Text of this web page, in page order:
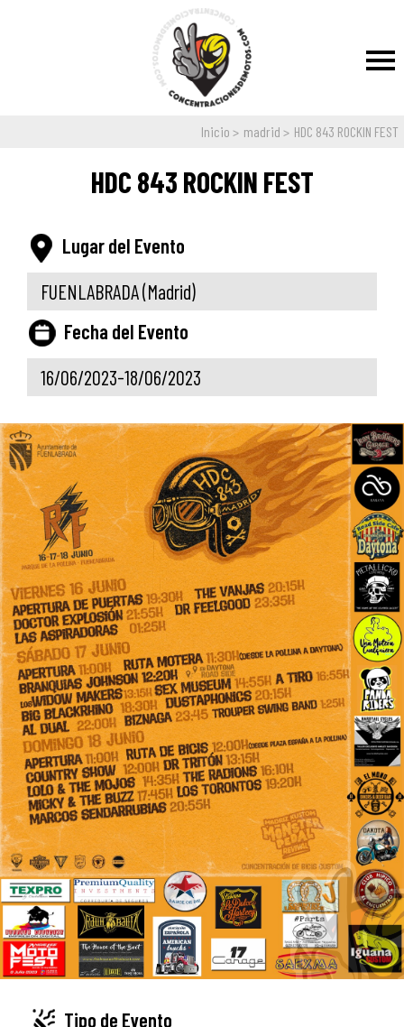
Inicio madrid HDC 843 ROCKIN FEST
HDC 843 ROCKIN FEST
Lugar del Evento
FUENLABRADA(Madrid)
Fecha del Evento
16/06/2023-18/06/2023
Tipo de Evento